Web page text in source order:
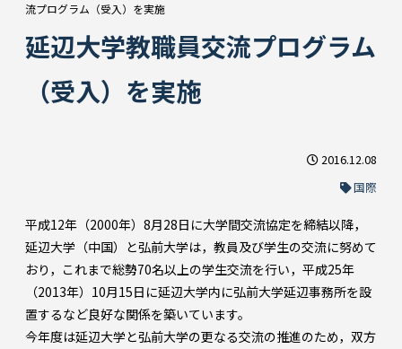
流プログラム（受入）を実施
延辺大学教職員交流プログラム
（受入）を実施
2016.12.08
国際
平成12年（2000年）8月28日に大学間交流協定を締結以降，
延辺大学（中国）と弘前大学は，教員及び学生の交流に努めて
おり，これまで総勢70名以上の学生交流を行い，平成25年
（2013年）10月15日に延辺大学内に弘前大学延辺事務所を設
置するなど良好な関係を築いています。
今年度は延辺大学と弘前大学の更なる交流の推進のため，双方